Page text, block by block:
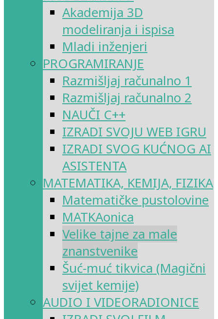
Akademija 3D
modeliranja i ispisa
Mladi inženjeri
PROGRAMIRANJE
Razmišljaj računalno 1
Razmišljaj računalno 2
NAUČI C++
IZRADI SVOJU WEB IGRU
IZRADI SVOG KUĆNOG AI
ASISTENTA
MATEMATIKA, KEMIJA, FIZIKA
Matematičke pustolovine
MATKAonica
Velike tajne za male
znanstvenike
Šuć-muć tikvica (Magični
svijet kemije)
AUDIO I VIDEORADIONICE